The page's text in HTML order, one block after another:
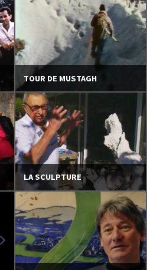
TOUR DE MUSTAGH
LA SCULPTURE